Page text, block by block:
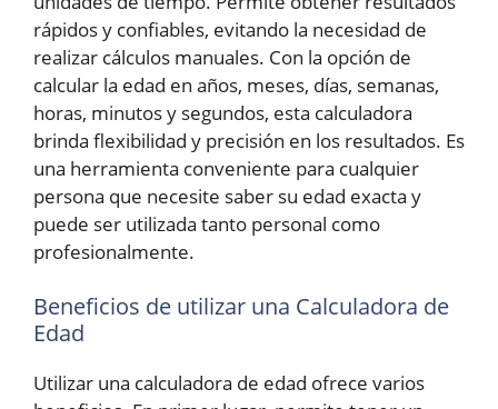
rápidos y confiables, evitando la necesidad de
realizar cálculos manuales. Con la opción de
calcular la edad en años, meses, días, semanas,
horas, minutos y segundos, esta calculadora
brinda flexibilidad y precisión en los resultados. Es
una herramienta conveniente para cualquier
persona que necesite saber su edad exacta y
puede ser utilizada tanto personal como
profesionalmente.
Beneficios de utilizar una Calculadora de
Edad
Utilizar una calculadora de edad ofrece varios